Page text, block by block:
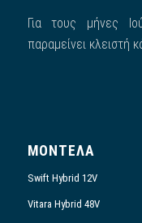
Για τους μήνες
παραμείνει κλειστή
ΜΟΝΤΕΛΑ
Swift Hybrid 12V
Vitara Hybrid 48V